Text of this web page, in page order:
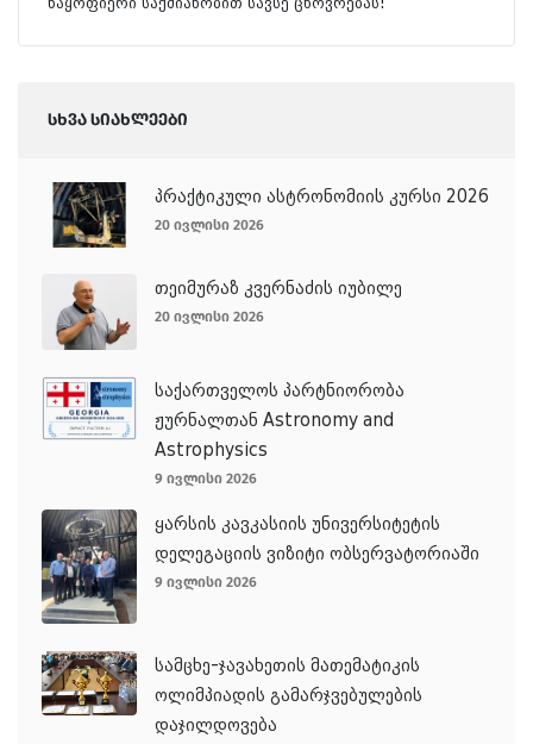
სხვა სიახლეები
პრაქტიკული ასტრონომიის კურსი 2026
20 ივლისი 2026
თეიმურაზ კვერნაძის იუბილე
20 ივლისი 2026
საქართველოს პარტნიორობა
ჟურნალთან Astronomy and
Astrophysics
9 ივლისი 2026
ყარსის კავკასიის უნივერსიტეტის
დელეგაციის ვიზიტი ობსერვატორიაში
9 ივლისი 2026
სამცხე-ჯავახეთის მათემატიკის
ოლიმპიადის გამარჯვებულების
დაჯილდოვება